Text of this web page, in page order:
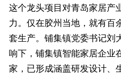
这个龙头项目对青岛家居产
力。仅在胶州当地，就有百
套生产。铺集镇党委书记刘
响下，铺集镇智能家居企业
家，已形成涵盖研发设计、